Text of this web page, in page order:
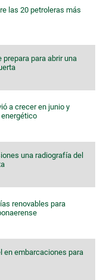
las 20 petroleras más
prepara para abrir una
a crecer en junio y
una radiografía del
renovables para
en embarcaciones para